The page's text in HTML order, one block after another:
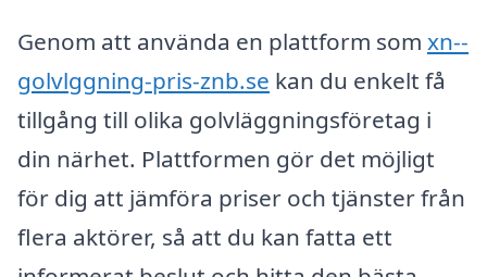
Genom att använda en plattform som xn--
golvlggning-pris-znb.se kan du enkelt få
tillgång till olika golvläggningsföretag i
din närhet. Plattformen gör det möjligt
för dig att jämföra priser och tjänster från
flera aktörer, så att du kan fatta ett